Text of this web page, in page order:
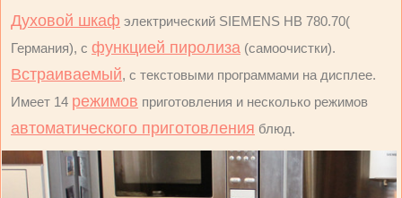
Духовой шкаф электрический SIEMENS HB 780.70(
Германия), с функцией пиролиза (самоочистки).
Встраиваемый, с текстовыми программами на дисплее.
Имеет 14 режимов приготовления и несколько режимов
автоматического приготовления блюд.